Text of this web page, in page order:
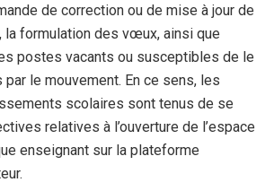
de correction ou de mise à jour de
la formulation des vœux, ainsi que
postes vacants ou susceptibles de le
par le mouvement. En ce sens, les
scolaires sont tenus de se
relatives à l’ouverture de l’espace
enseignant sur la plateforme